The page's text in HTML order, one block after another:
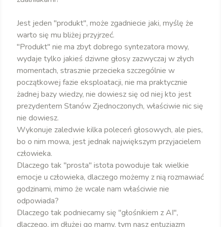
Jest jeden "produkt", może zgadniecie jaki, myślę że
warto się mu bliżej przyjrzeć.
"Produkt" nie ma zbyt dobrego syntezatora mowy,
wydaje tylko jakieś dziwne głosy zazwyczaj w złych
momentach, strasznie przecieka szczególnie w
początkowej fazie eksploatacji, nie ma praktycznie
żadnej bazy wiedzy, nie dowiesz się od niej kto jest
prezydentem Stanów Zjednoczonych, właściwie nic się
nie dowiesz.
Wykonuje zaledwie kilka poleceń głosowych, ale pies,
bo o nim mowa, jest jednak największym przyjacielem
człowieka.
Dlaczego tak "prosta" istota powoduje tak wielkie
emocje u człowieka, dlaczego możemy z nią rozmawiać
godzinami, mimo że wcale nam właściwie nie
odpowiada?
Dlaczego tak podniecamy się "głośnikiem z AI",
dlaczego, im dłużej go mamy, tym nasz entuzjazm